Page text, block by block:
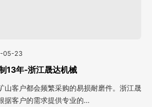
05-23
13年-浙江晟达机械
山客户都会频繁采购的易损耐磨件。浙江晟
据客户的需求提供专业的…